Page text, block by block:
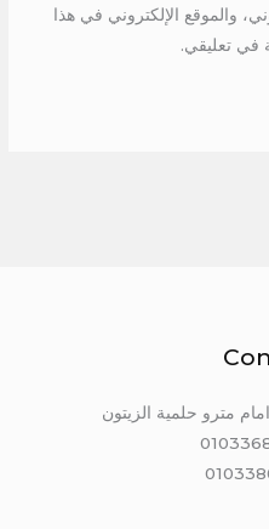
والموقع الإلكتروني في هذا
في تعليقي.
مترو حلمية الزيتون